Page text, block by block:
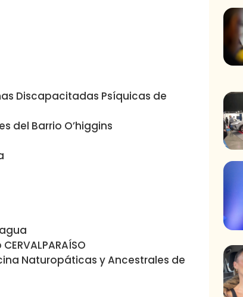
Discapacitadas Psíquicas de
del Barrio O’higgins
Naturopáticas y Ancestrales de